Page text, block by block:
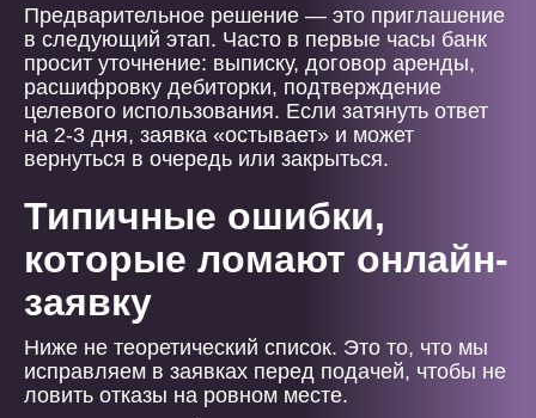
Предварительное решение — это приглашение
в следующий этап. Часто в первые часы банк
просит уточнение: выписку, договор аренды,
расшифровку дебиторки, подтверждение
целевого использования. Если затянуть ответ
на 2-3 дня, заявка «остывает» и может
вернуться в очередь или закрыться.
Типичные ошибки,
которые ломают онлайн-
заявку
Ниже не теоретический список. Это то, что мы
исправляем в заявках перед подачей, чтобы не
ловить отказы на ровном месте.